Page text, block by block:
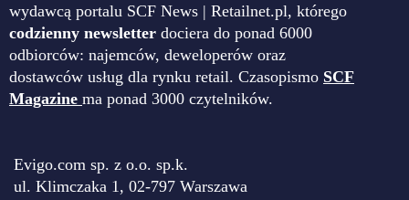
wydawcą portalu SCF News | Retailnet.pl, którego
codzienny newsletter dociera do ponad 6000
odbiorców: najemców, deweloperów oraz
dostawców usług dla rynku retail. Czasopismo SCF
Magazine ma ponad 3000 czytelników.
Evigo.com sp. z o.o. sp.k.
ul. Klimczaka 1, 02-797 Warszawa